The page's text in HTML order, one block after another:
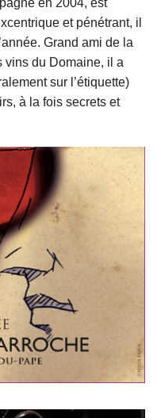
et pénétrant, il
Grand ami de la
vins du Domaine, il a
sur l’étiquette)
à la fois secrets et